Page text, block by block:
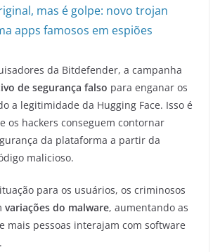
mas é golpe: novo trojan
apps famosos em espiões
da Bitdefender, a campanha
de segurança falso para enganar os
a legitimidade da Hugging Face. Isso é
os hackers conseguem contornar
da plataforma a partir da
malicioso.
para os usuários, os criminosos
variações do malware, aumentando as
mais pessoas interajam com software